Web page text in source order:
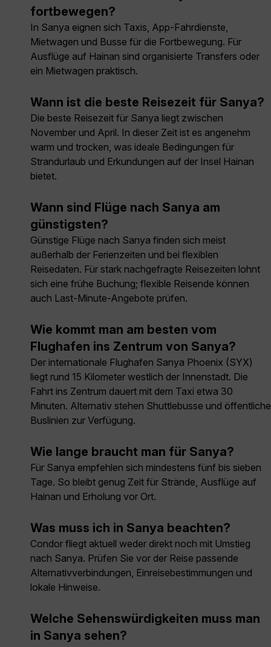
fortbewegen?
In Sanya eignen sich Taxis, App-Fahrdienste,
Mietwagen und Busse für die Fortbewegung. Für
Ausflüge auf Hainan sind organisierte Transfers oder
ein Mietwagen praktisch.
Wann ist die beste Reisezeit für Sanya?
Die beste Reisezeit für Sanya liegt zwischen
November und April. In dieser Zeit ist es angenehm
warm und trocken, was ideale Bedingungen für
Strandurlaub und Erkundungen auf der Insel Hainan
bietet.
Wann sind Flüge nach Sanya am
günstigsten?
Günstige Flüge nach Sanya finden sich meist
außerhalb der Ferienzeiten und bei flexiblen
Reisedaten. Für stark nachgefragte Reisezeiten lohnt
sich eine frühe Buchung; flexible Reisende können
auch Last-Minute-Angebote prüfen.
Wie kommt man am besten vom
Flughafen ins Zentrum von Sanya?
Der internationale Flughafen Sanya Phoenix (SYX)
liegt rund 15 Kilometer westlich der Innenstadt. Die
Fahrt ins Zentrum dauert mit dem Taxi etwa 30
Minuten. Alternativ stehen Shuttlebusse und öffentliche
Buslinien zur Verfügung.
Wie lange braucht man für Sanya?
Für Sanya empfehlen sich mindestens fünf bis sieben
Tage. So bleibt genug Zeit für Strände, Ausflüge auf
Hainan und Erholung vor Ort.
Was muss ich in Sanya beachten?
Condor fliegt aktuell weder direkt noch mit Umstieg
nach Sanya. Prüfen Sie vor der Reise passende
Alternativverbindungen, Einreisebestimmungen und
lokale Hinweise.
Welche Sehenswürdigkeiten muss man
in Sanya sehen?